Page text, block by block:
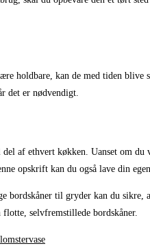
holdbare, kan de med tiden
det er nødvendigt.
del af ethvert køkken. Uanset om
opskrift kan du også lave din
bordskåner til gryder kan du
selvfremstillede bordskåner.